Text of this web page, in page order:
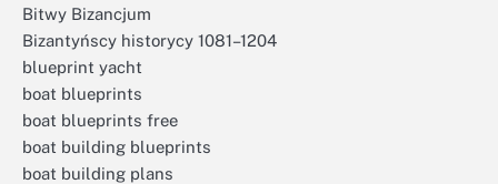
Bitwy Bizancjum
Bizantyńscy historycy 1081–1204
blueprint yacht
boat blueprints
boat blueprints free
boat building blueprints
boat building plans